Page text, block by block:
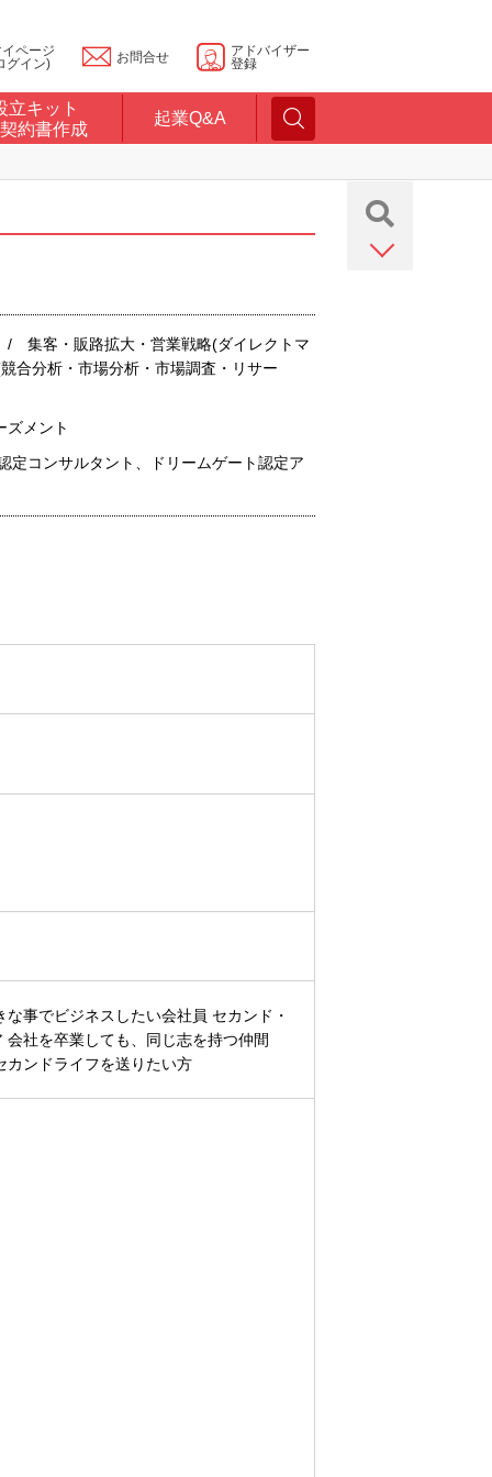
イページ
グイン)
お問合せ
アドバイザー
登録
立キット
約書作成
起業Q&A
集客・販路拡大・営業戦略(ダイレクトマ
分析・市場分析・市場調査・リサー
メント
定コンサルタント、ドリームゲート認定ア
事でビジネスしたい会社員 セカンド・
社を卒業しても、同じ志を持つ仲間
カンドライフを送りたい方